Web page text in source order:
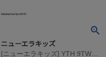
ニューエラキッズ